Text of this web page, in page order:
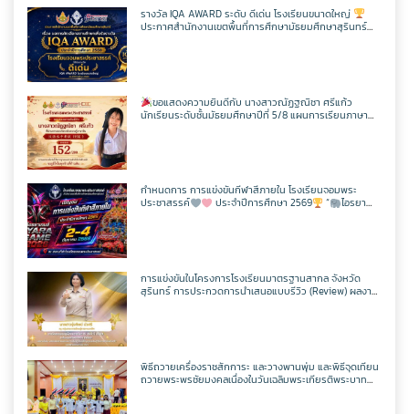
เฟสบุคกลุ่มงานฯ
เว็บไซต์กลุ่มงานฯ
กลุ่มบริหารทั่วไป
เฟสบุคกลุ่มงานฯ
เว็บไซต์กลุ่มงานฯ
กลุ่มบริหารงานบุคคล
เฟสบุคกลุ่มงานฯ
เว็บไซต์กลุ่มงานฯ
กลุ่มบริหารงบประมาณ
เฟสบุคกลุ่มงานฯ
เว็บไซต์กลุ่มงานฯ
วิทยาศาสตร์
เฟสบุคกลุ่มสาระฯ
เว็บไซต์กลุ่มสาระฯ
ตารางเรียน/สอน
คณิตศาสตร์
เฟสบุคกลุ่มสาระฯ
เว็บไซต์กลุ่มสาระฯ
ตารางเรียน/สอน
ต่างประเทศ
เฟสบุคกลุ่มสาระฯ
เว็บไซต์กลุ่มสาระฯ
ตารางเรียน/สอน
ภาษาไทย
เฟสบุคกลุ่มสาระฯ
เว็บไซต์กลุ่มสาระฯ
ตารางเรียน/สอน
สังคมศึกษาฯ
เฟสบุคกลุ่มสาระฯ
เว็บไซต์กลุ่มสาระฯ
ตารางเรียน/สอน
ศิลปะ
เฟสบุคกลุ่มสาระฯ
เว็บไซต์กลุ่มสาระฯ
การงานอาชีพ
เฟสบุคกลุ่มสาระฯ
พลศึกษา
กลุ่มงาน
คำสั่งโรงเรียน
ประชาสัมพันธ์ CPS
กิจกรรม CPS
ToBeNumberOne
ITA2569
ITA2568
ITA2567
ITA2566
แผนผังเว็บไซต์
เว็บไซต์เดิม
ครูพีระพันธ์ เสริมศิริ
วิชาวิทยาการคำนวณ
วิชาออกแบบฯ
วิชาเพิ่มเติม
ครูเเชิด ชูตาลัด
วิชาวิทยาการคำนวณ
วิชาออกแบบฯ
วิชาเพิ่มเติม
ครูเทพสุดา พรหมสวัสดิ์
วิชาวิทยาการคำนวณ
วิชาออกแบบฯ
ครูประหยัด สายบุตร
วิชาวิทยาการคำนวณ
ครูนิตยา บุญเสริม
รางวัล IQA AWARD ระดับ ดีเด่น โรงเรียนขนาดใหญ่
ประกาศสำนักงานเขตพื้นที่การศึกษามัธยมศึกษาสุรินทร์
ขอแสดงความยินดีกับ นางสาวณัฏฐณิชา ศรีแก้ว
นักเรียนระดับชั้นมัธยมศึกษาปีที่ 5/8 แผนการเรียนภาษา
กำหนดการ การแข่งขันกีฬาสีภายใน โรงเรียนจอมพระ
ประชาสรรค์
ประจำปีการศึกษา 2569 “
ไอรยา
การแข่งขันในโครงการโรงเรียนมาตรฐานสากล จังหวัด
สุรินทร์ การประกวดการนำเสนอแบบรีวิว (Review) ผลงาน
พิธีถวายเครื่องราชสักการะ และวางพานพุ่ม และพิธีจุดเทียน
ถวายพระพรชัยมงคลเนื่องในวันเฉลิมพระเกียรติพระบาท